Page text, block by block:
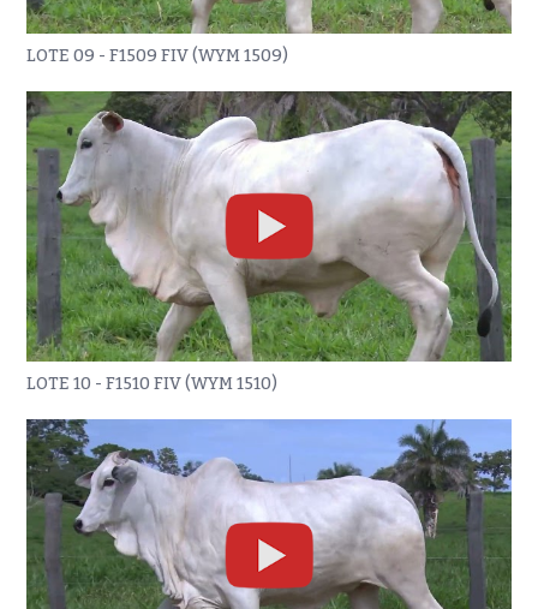
LOTE 09 - F1509 FIV (WYM 1509)
LOTE 10 - F1510 FIV (WYM 1510)